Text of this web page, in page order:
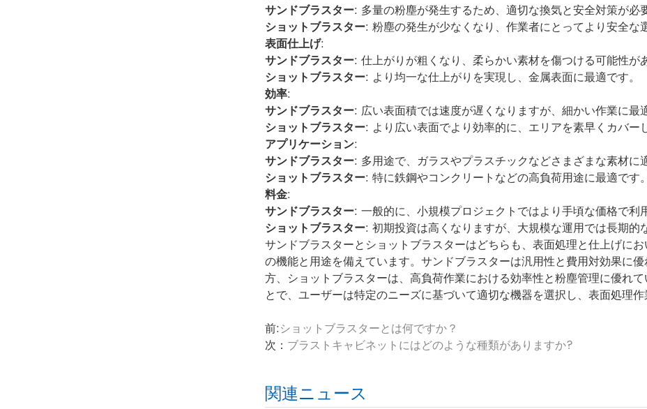
サンドブラスター: 多量の粉塵が発生するため、適切な換気と安全対策が必
ショットブラスター: 粉塵の発生が少なくなり、作業者にとってより安全な
表面仕上げ:
サンドブラスター: 仕上がりが粗くなり、柔らかい素材を傷つける可能性が
ショットブラスター: より均一な仕上がりを実現し、金属表面に最適です。
効率:
サンドブラスター: 広い表面積では速度が遅くなりますが、細かい作業に最
ショットブラスター: より広い表面でより効率的に、エリアを素早くカバー
アプリケーション:
サンドブラスター: 多用途で、ガラスやプラスチックなどさまざまな素材に
ショットブラスター: 特に鉄鋼やコンクリートなどの高負荷用途に最適です。
料金:
サンドブラスター: 一般的に、小規模プロジェクトではより手頃な価格で利
ショットブラスター: 初期投資は高くなりますが、大規模な運用では長期的
サンドブラスターとショットブラスターはどちらも、表面処理と仕上げに
の機能と用途を備えています。サンドブラスターは汎用性と費用対効果に
方、ショットブラスターは、高負荷作業における効率性と粉塵管理に優れ
とで、ユーザーは特定のニーズに基づいて適切な機器を選択し、表面処理
前:ショットブラスターとは何ですか？
次： ブラストキャビネットにはどのような種類がありますか?
関連ニュース